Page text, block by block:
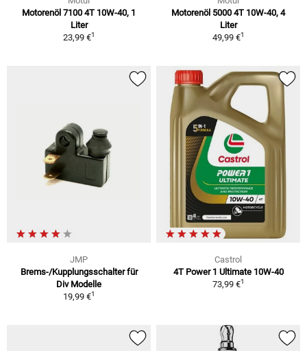
Motorenöl 7100 4T 10W-40, 1
Liter
23,99 €1
Motorenöl 5000 4T 10W-40, 4
Liter
49,99 €1
JMP
Brems-/Kupplungsschalter für
Div Modelle
19,99 €1
Castrol
4T Power 1 Ultimate 10W-40
73,99 €1